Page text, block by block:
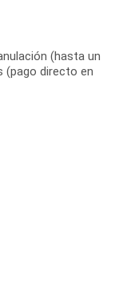
(hasta un
(pago directo en